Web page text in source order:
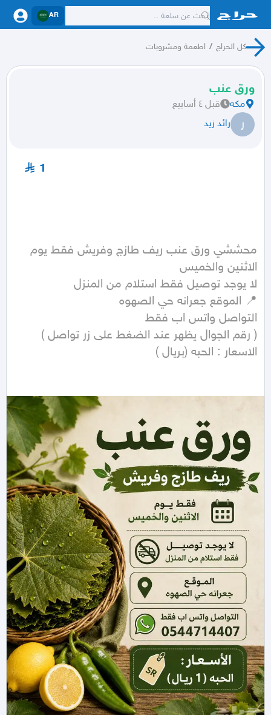
AR
كل الحراج / اطعمة ومشروبات
ورق عنب
مكه قبل ٤ أسابيع
ر رائد زيد
1
الاسعار : الحبه (بريال )